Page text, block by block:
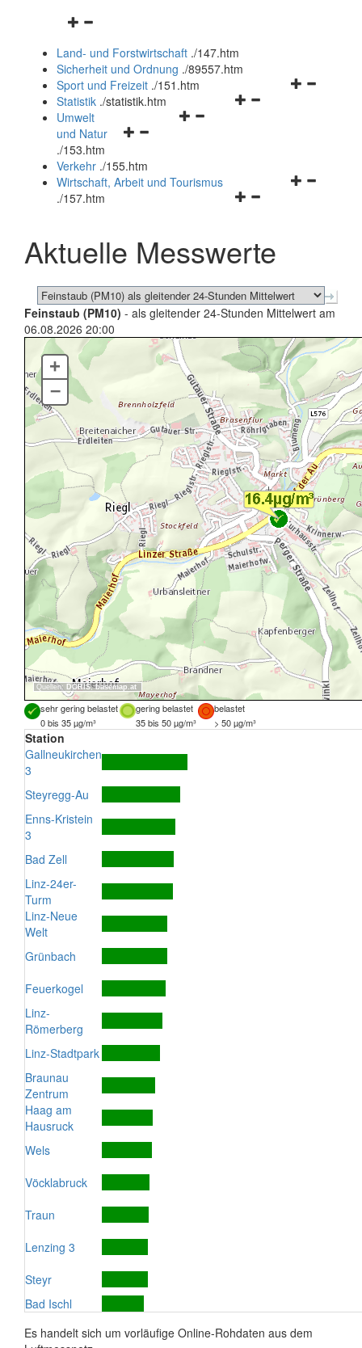
Navigationsmenü
und
schließen
Land- und Forstwirtschaft ./147.htm
Sicherheit und Ordnung ./89557.htm
Navigationsmenü
Sport und Freizeit ./151.htm
Navigationsmenü
Statistik ./statistik.htm
Navigationsmenü
und
schließen
Umwelt
und Natur
./153.htm
Verkehr ./155.htm
Navigationsmenü
schließen
Wirtschaft, Arbeit und Tourismus
./157.htm
Aktuelle Messwerte
Feinstaub (PM10) - als gleitender 24-Stunden Mittelwert am
06.08.2026 20:00
Quellen: DORIS,basemap.at
+
–
sehr gering belastet gering belastet
belastet
0 bis 35 µg/m³
35 bis 50 µg/m³ > 50 µg/m³
Station
Gallneukirchen
3
Steyregg-Au
Enns-Kristein
3
Bad Zell
Linz-24er-
Turm
Linz-Neue
Welt
Grünbach
Feuerkogel
Linz-
Römerberg
Linz-Stadtpark
Braunau
Zentrum
Haag am
Hausruck
Wels
Vöcklabruck
Traun
Lenzing 3
Steyr
Bad Ischl
Es handelt sich um vorläufige Online-Rohdaten aus dem